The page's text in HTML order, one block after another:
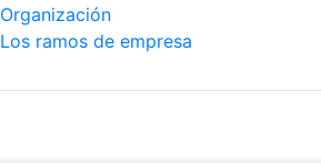
Organización
Los ramos de empresa